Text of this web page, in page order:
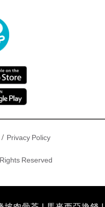
/ Privacy Policy
Reserved